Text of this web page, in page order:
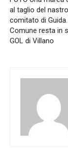
al taglio del
comitato di
Comune resta in
GOL di Villano